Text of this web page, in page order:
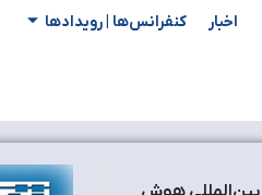
اخبار کنفرانس‌ها | رویدادها